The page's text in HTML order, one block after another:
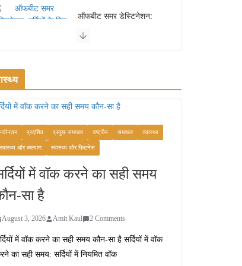
ऑफबीट समर डेस्टिनेशन:
जगहें – भीड़ से दूर छुट्टियां
कश्मीर यात्रा गाइड:
प्राकृतिक सुंदरता और
स्वादिष्ट भोजन का अनूठा संगम
August 1, 2026
1 Comment
16 ज़रूरी कीबोर्ड शॉर्टकट्स
नवीनतम प्रदर्शित प्रमुख समाचार राष्ट्रीय समाचार स्वास्थ्य
स्वास्थ्य और कल्याण स्वास्थ्य और फिटनेस
में वॉक करने का सही समय
सा है
August 3, 2026 Amit Kaul 2 Comments
में वॉक करने का सही समय कौन-सा है सर्दियों में वॉक
का सही समय: सर्दियों में नियमित वॉक